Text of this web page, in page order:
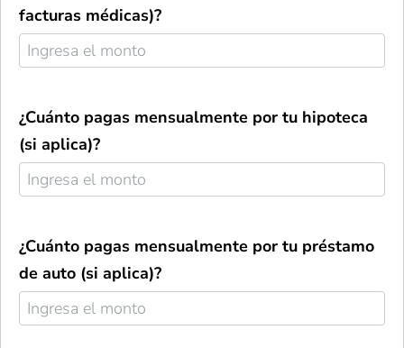
facturas médicas)?
¿Cuánto pagas mensualmente por tu hipoteca
(si aplica)?
¿Cuánto pagas mensualmente por tu préstamo
de auto (si aplica)?